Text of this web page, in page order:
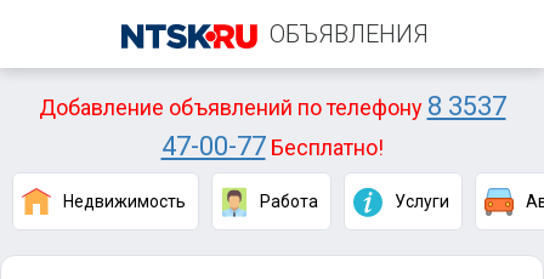
ОБЪЯВЛЕНИЯ
Добавление объявлений по телефону 8 3537
47-00-77Бесплатно!
Недвижимость Работа Услуги